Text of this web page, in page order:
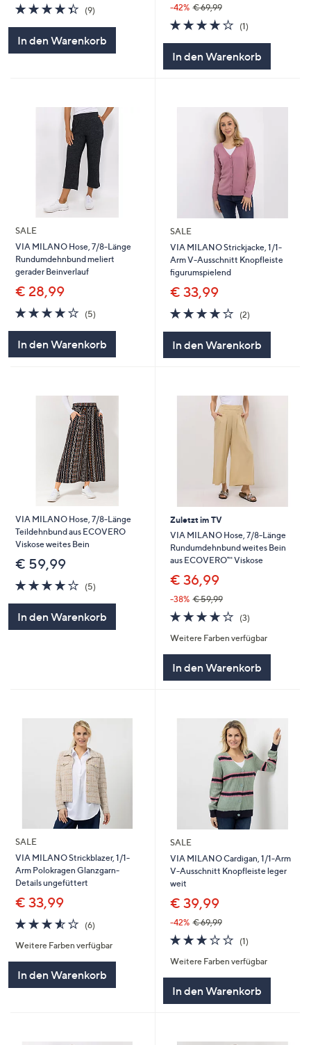
4.3
von
(9)9
In den Warenkorb
-42% € 69,99
4.0
von
(1)1
In den Warenkorb
SALE
VIA MILANO Hose, 7/8-Länge
Rundumdehnbund meliert
gerader Beinverlauf
€ 28,99
4.0
von
(5)5
In den Warenkorb
SALE
VIA MILANO Strickjacke, 1/1-
Arm V-Ausschnitt Knopfleiste
figurumspielend
€ 33,99
4.0
von
(2)2
In den Warenkorb
VIA MILANO Hose, 7/8-Länge
Teildehnbund aus ECOVERO
Viskose weites Bein
€ 59,99
4.0
von
(5)5
In den Warenkorb
Zuletzt im TV
VIA MILANO Hose, 7/8-Länge
Rundumdehnbund weites Bein
aus ECOVERO™ Viskose
€ 36,99
-38% € 59,99
3.7
von
5
(3)3
Weitere Farben verfügbar
In den Warenkorb
SALE
VIA MILANO Strickblazer, 1/1-
Arm Polokragen Glanzgarn-
Details ungefüttert
€ 33,99
3.5
von
5
(6)6
Weitere Farben verfügbar
In den Warenkorb
SALE
VIA MILANO Cardigan, 1/1-Arm
V-Ausschnitt Knopfleiste leger
weit
€ 39,99
-42% € 69,99
3.0
von
5
(1)1
Weitere Farben verfügbar
In den Warenkorb